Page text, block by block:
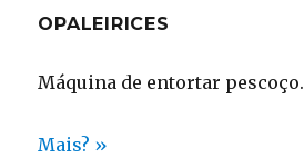
OPALEIRICES
Máquina de entortar pescoço.
Mais? »